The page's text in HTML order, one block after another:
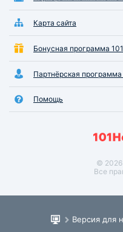
Карта сайта
Бонусная программа
Партнёрская
Помощь
© 2026
Все
Версия для